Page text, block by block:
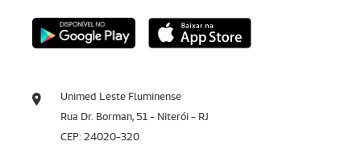
Unimed Leste Fluminense
Rua Dr. Borman, 51 - Niterói - RJ
CEP: 24020-320